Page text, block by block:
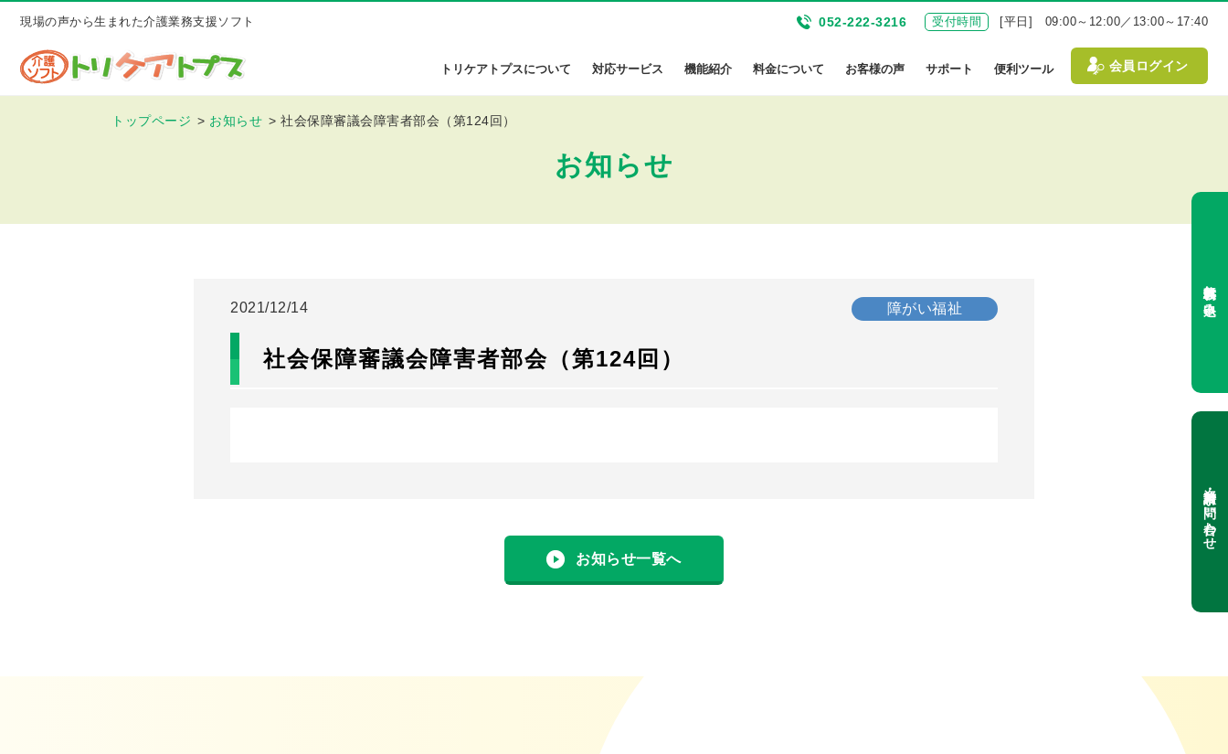
現場の声から生まれた介護業務支援ソフト 受付時間 [平日] 09:00～12:00／13:00～17:40
052-222-3216
会員ログイン
トリケアトプスについて 対応サービス 機能紹介 料金について お客様の声 サポート 便利ツール
無料体験お申込み
資料請求・お問い合わせ
トップページ お知らせ 社会保障審議会障害者部会（第124回）
お知らせ
2021/12/14 障がい福祉
社会保障審議会障害者部会（第124回）
お知らせ一覧へ